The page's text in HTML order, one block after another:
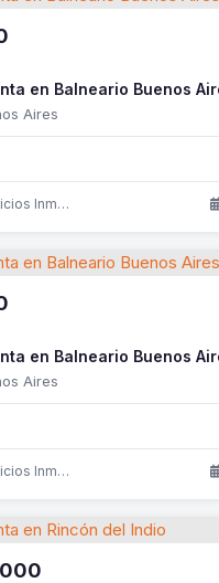
en Balneario Buenos
Aires
SIPUNTA - Servicios Inmobiliarios
en Balneario Buenos
Aires
SIPUNTA - Servicios Inmobiliarios